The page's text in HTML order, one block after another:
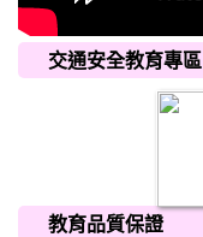
交通安全教育專區
教育品質保證